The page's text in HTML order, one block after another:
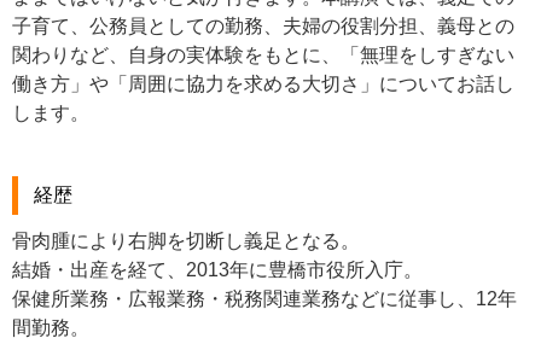
子育て、公務員としての勤務、夫婦の役割分担、義母との
関わりなど、自身の実体験をもとに、「無理をしすぎない
働き方」や「周囲に協力を求める大切さ」についてお話し
します。
経歴
骨肉腫により右脚を切断し義足となる。
結婚・出産を経て、2013年に豊橋市役所入庁。
保健所業務・広報業務・税務関連業務などに従事し、12年
間勤務。